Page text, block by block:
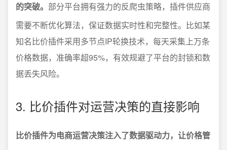
的突破。 部分平台拥有强力的反爬虫策略，插件供应商
需要不断优化算法，保证数据实时性和完整性。比如某
知名比价插件采用多节点IP轮换技术，每天采集上万条
价格数据，准确率超95%，有效规避了平台的封锁和数
据丢失风险。
3. 比价插件对运营决策的直接影响
比价插件为电商运营决策注入了数据驱动力，让价格管